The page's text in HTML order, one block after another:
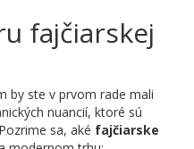
fajčiarskej
by ste v prvom rade mali
nuancií, ktoré sú
sa, aké fajčiarske